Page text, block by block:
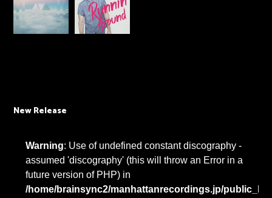
New Release
Warning: Use of undefined constant discography -
assumed 'discography' (this will throw an Error in a
future version of PHP) in
/home/brainsync2/manhattanrecordings.jp/